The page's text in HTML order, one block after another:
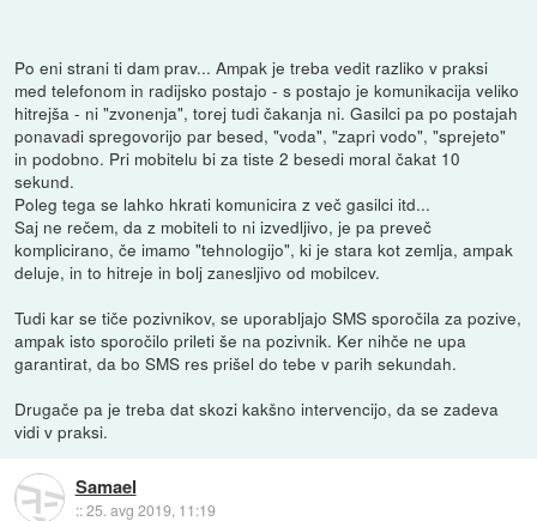
Po eni strani ti dam prav... Ampak je treba vedit razliko v praksi
med telefonom in radijsko postajo - s postajo je komunikacija veliko
hitrejša - ni "zvonenja", torej tudi čakanja ni. Gasilci pa po postajah
ponavadi spregovorijo par besed, "voda", "zapri vodo", "sprejeto"
in podobno. Pri mobitelu bi za tiste 2 besedi moral čakat 10
sekund.
Poleg tega se lahko hkrati komunicira z več gasilci itd...
Saj ne rečem, da z mobiteli to ni izvedljivo, je pa preveč
komplicirano, če imamo "tehnologijo", ki je stara kot zemlja, ampak
deluje, in to hitreje in bolj zanesljivo od mobilcev.
Tudi kar se tiče pozivnikov, se uporabljajo SMS sporočila za pozive,
ampak isto sporočilo prileti še na pozivnik. Ker nihče ne upa
garantirat, da bo SMS res prišel do tebe v parih sekundah.
Drugače pa je treba dat skozi kakšno intervencijo, da se zadeva
vidi v praksi.
Samael
::25. avg 2019, 11:19